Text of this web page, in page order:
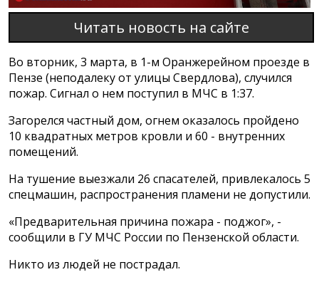
Читать новость на сайте
Во вторник, 3 марта, в 1-м Оранжерейном проезде в
Пензе (неподалеку от улицы Свердлова), случился
пожар. Сигнал о нем поступил в МЧС в 1:37.
Загорелся частный дом, огнем оказалось пройдено
10 квадратных метров кровли и 60 - внутренних
помещений.
На тушение выезжали 26 спасателей, привлекалось 5
спецмашин, распространения пламени не допустили.
«Предварительная причина пожара - поджог», -
сообщили в ГУ МЧС России по Пензенской области.
Никто из людей не пострадал.